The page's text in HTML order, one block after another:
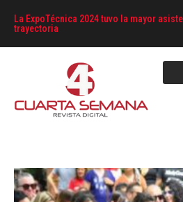
La ExpoTécnica 2024 tuvo la mayor
trayectoria